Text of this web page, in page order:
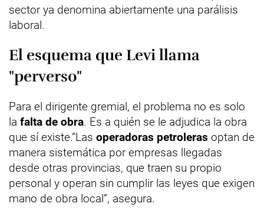
sector ya denomina abiertamente una parálisis
laboral.
El esquema que Levi llama
"perverso"
Para el dirigente gremial, el problema no es solo
la falta de obra. Es a quién se le adjudica la obra
que sí existe.”Las operadoras petroleras optan de
manera sistemática por empresas llegadas
desde otras provincias, que traen su propio
personal y operan sin cumplir las leyes que exigen
mano de obra local”, asegura.